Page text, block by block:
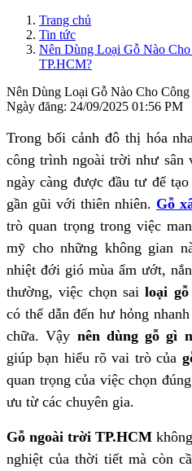
Trang chủ
Tin tức
Nên Dùng Loại Gỗ Nào
TP.HCM?
Nên Dùng Loại Gỗ Nào Cho
Ngày đăng: 24/09/2025 01:56 PM
Trong bối cảnh đô thị hóa
công trình ngoài trời như sân
ngày càng được đầu tư để
gần gũi với thiên nhiên. Gỗ
trò quan trọng trong việc
mỹ cho những không gian
nhiệt đới gió mùa ẩm ướt,
thường, việc chọn sailoại
có thể dẫn đến hư hỏng
chữa. Vậy nên dùng gỗ gì
giúp bạn hiểu rõ vai trò của
quan trọng của việc chọn
ưu từ các chuyên gia.
Gỗ ngoài trời TP.HCM
nghiệt của thời tiết mà còn